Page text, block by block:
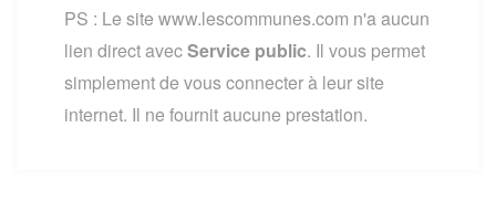
PS : Le site www.lescommunes.com n'a aucun
lien direct avecService public. Il vous permet
simplement de vous connecter à leur site
internet. Il ne fournit aucune prestation.